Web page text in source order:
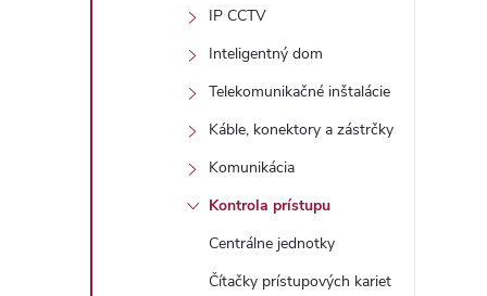
IP CCTV
Inteligentný dom
Telekomunikačné inštalácie
Káble, konektory a zástrčky
Komunikácia
Kontrola prístupu
Centrálne jednotky
Čítačky prístupových kariet